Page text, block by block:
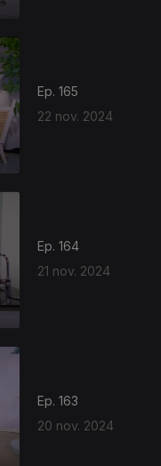
Ep. 165
22 nov. 2024
Ep. 164
21 nov. 2024
Ep. 163
20 nov. 2024